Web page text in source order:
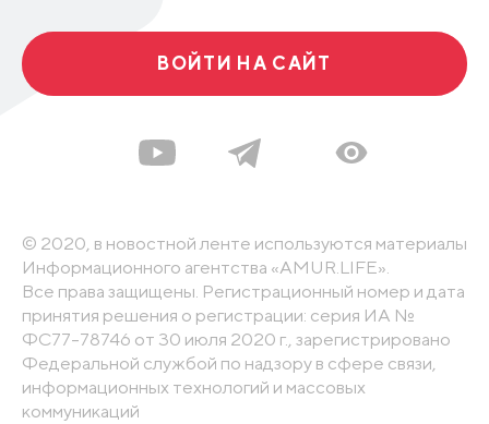
ВОЙТИ НА САЙТ
© 2020, в новостной ленте используются материалы
Информационного агентства «AMUR.LIFE».
Все права защищены. Регистрационный номер и дата
принятия решения о регистрации: серия ИА №
ФС77-78746 от 30 июля 2020 г., зарегистрировано
Федеральной службой по надзору в сфере связи,
информационных технологий и массовых
коммуникаций